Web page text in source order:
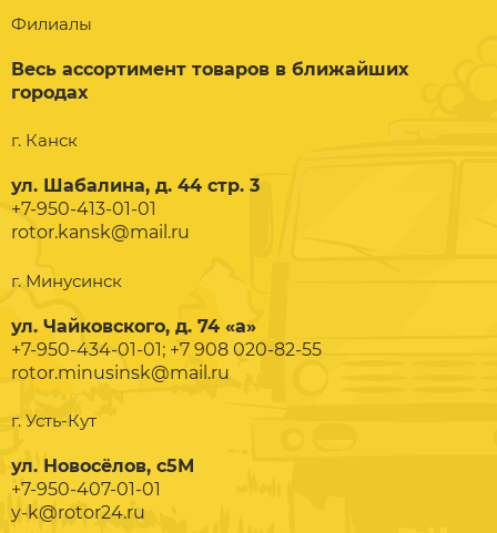
Филиалы
Весь ассортимент товаров в ближайших
городах
г. Канск
ул. Шабалина, д. 44 стр. 3
+7-950-413-01-01
rotor.kansk@mail.ru
г. Минусинск
ул. Чайковского, д. 74 «а»
+7-950-434-01-01; +7 908 020-82-55
rotor.minusinsk@mail.ru
г. Усть-Кут
ул. Новосёлов, с5М
+7-950-407-01-01
y-k@rotor24.ru